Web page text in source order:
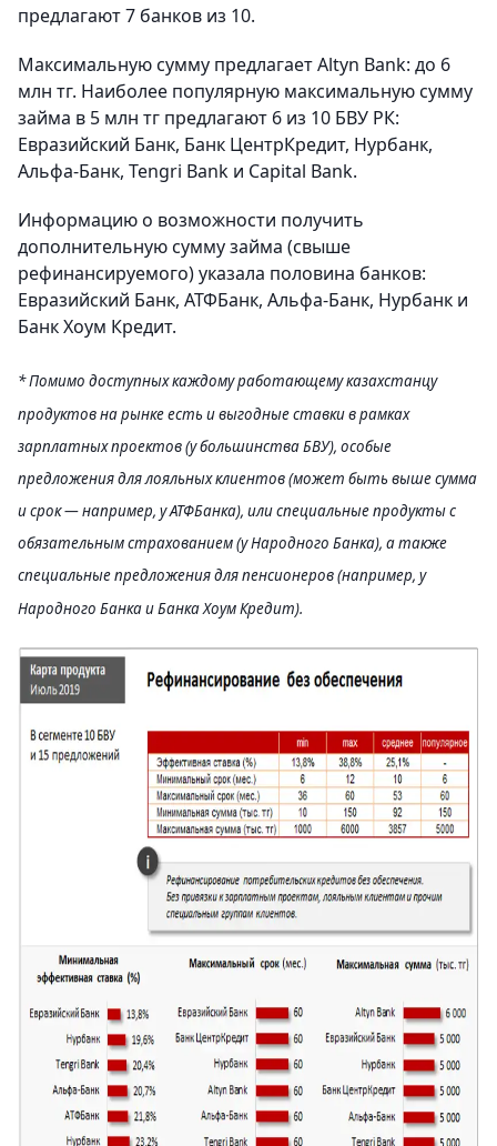
предлагают 7 банков из 10.
Максимальную сумму предлагает Altyn Bank: до 6
млн тг. Наиболее популярную максимальную сумму
займа в 5 млн тг предлагают 6 из 10 БВУ РК:
Евразийский Банк, Банк ЦентрКредит, Нурбанк,
Альфа-Банк, Tengri Bank и Capital Bank.
Информацию о возможности получить
дополнительную сумму займа (свыше
рефинансируемого) указала половина банков:
Евразийский Банк, АТФБанк, Альфа-Банк, Нурбанк и
Банк Хоум Кредит.
* Помимо доступных каждому работающему казахстанцу
продуктов на рынке есть и выгодные ставки в рамках
зарплатных проектов (у большинства БВУ), особые
предложения для лояльных клиентов (может быть выше сумма
и срок — например, у АТФБанка), или специальные продукты с
обязательным страхованием (у Народного Банка), а также
специальные предложения для пенсионеров (например, у
Народного Банка и Банка Хоум Кредит).